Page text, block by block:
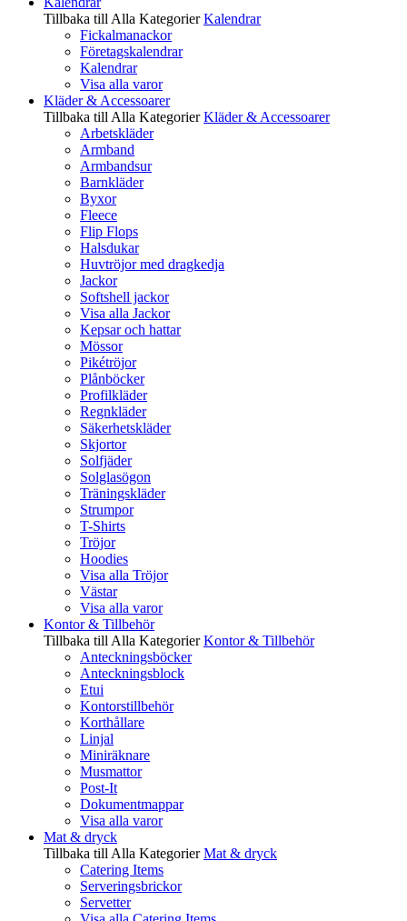
Tillbaka till Alla Kategorier Kalendrar
Fickalmanackor
Företagskalendrar
Kalendrar
Visa alla varor
Kläder & Accessoarer
Tillbaka till Alla Kategorier Kläder & Accessoarer
Arbetskläder
Armband
Armbandsur
Barnkläder
Byxor
Fleece
Flip Flops
Halsdukar
Huvtröjor med dragkedja
Jackor
Softshell jackor
Visa alla Jackor
Kepsar och hattar
Mössor
Pikétröjor
Plånböcker
Profilkläder
Regnkläder
Säkerhetskläder
Skjortor
Solfjäder
Solglasögon
Träningskläder
Strumpor
T-Shirts
Tröjor
Hoodies
Visa alla Tröjor
Västar
Visa alla varor
Kontor & Tillbehör
Tillbaka till Alla Kategorier Kontor & Tillbehör
Anteckningsböcker
Anteckningsblock
Etui
Kontorstillbehör
Korthållare
Linjal
Miniräknare
Musmattor
Post-It
Dokumentmappar
Visa alla varor
Mat & dryck
Tillbaka till Alla Kategorier Mat & dryck
Catering Items
Serveringsbrickor
Servetter